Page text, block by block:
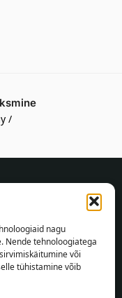
nagu
Nende tehnoloogiatega
või
tühistamine võib
/